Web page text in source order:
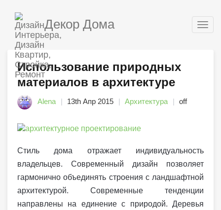
Декор Дома
Использование природных
материалов в архитектуре
Alena 13th Апр 2015 Архитектура off
Стиль дома отражает индивидуальность
владельцев. Современный дизайн позволяет
гармонично объединять строения с ландшафтной
архитектурой. Современные тенденции
направлены на единение с природой. Деревья